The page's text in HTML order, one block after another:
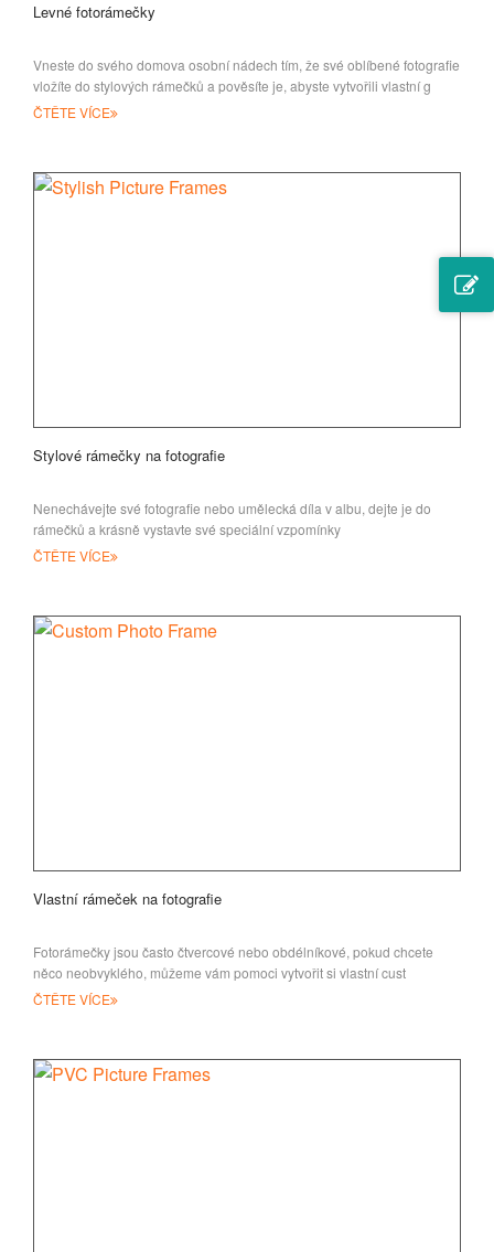
Levné fotorámečky
Vneste do svého domova osobní nádech tím, že své oblíbené fotografie
vložíte do stylových rámečků a pověsíte je, abyste vytvořili vlastní g
ČTĚTE VÍCE
Stylové rámečky na fotografie
Nenechávejte své fotografie nebo umělecká díla v albu, dejte je do
rámečků a krásně vystavte své speciální vzpomínky
ČTĚTE VÍCE
Vlastní rámeček na fotografie
Fotorámečky jsou často čtvercové nebo obdélníkové, pokud chcete
něco neobvyklého, můžeme vám pomoci vytvořit si vlastní cust
ČTĚTE VÍCE